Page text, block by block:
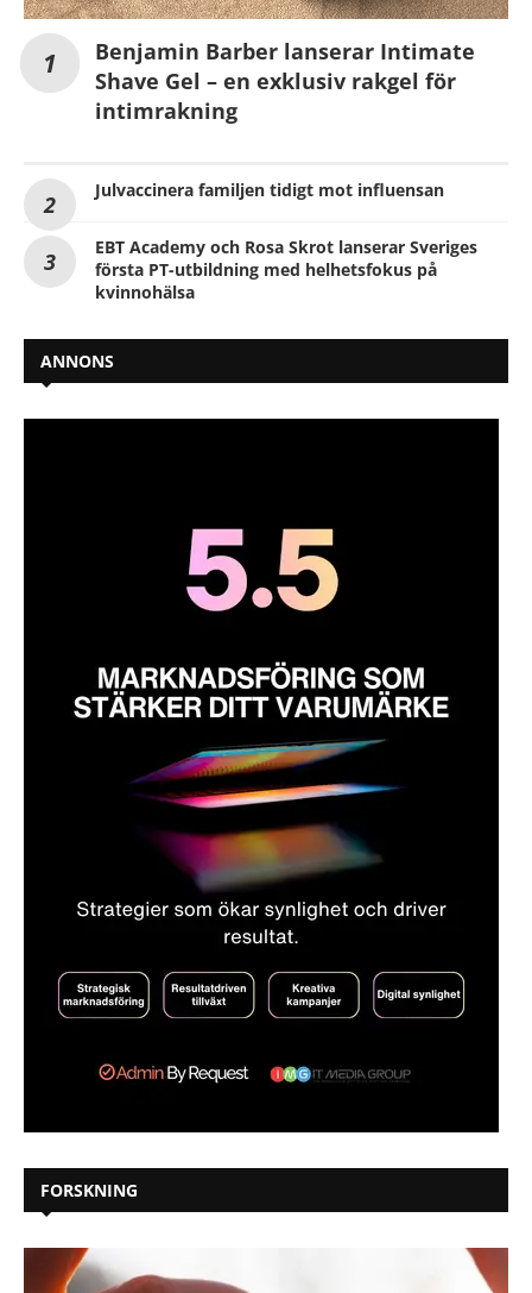
Benjamin Barber lanserar Intimate
Shave Gel – en exklusiv rakgel för
intimrakning
Julvaccinera familjen tidigt mot influensan
EBT Academy och Rosa Skrot lanserar Sveriges
första PT-utbildning med helhetsfokus på
kvinnohälsa
ANNONS
FORSKNING